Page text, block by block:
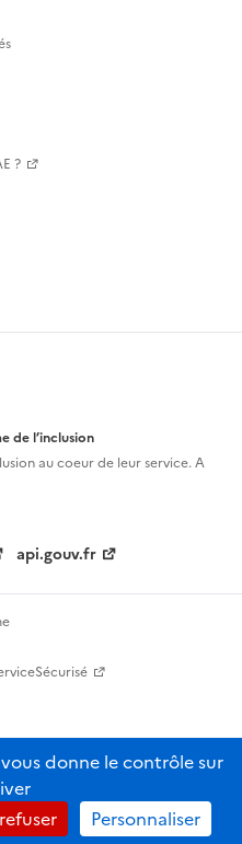
?
de l’inclusion
aucoeur de leur service. A
api.gouv.fr
de ce site sont sous licence
donne le contrôle sur
Personnaliser